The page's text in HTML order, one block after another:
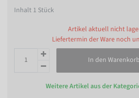
Inhalt 1 Stück
Artikel aktuell nicht
Liefertermin der Ware noch
In den Warenkorb
Weitere Artikel aus der